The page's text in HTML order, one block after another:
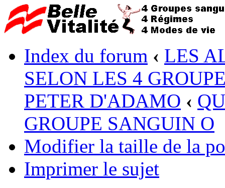
Index du forum ‹ LES
SELON LES 4
PETER D'ADAMO ‹
GROUPE SANGUIN O
Modifier la taille de la
Imprimer le sujet